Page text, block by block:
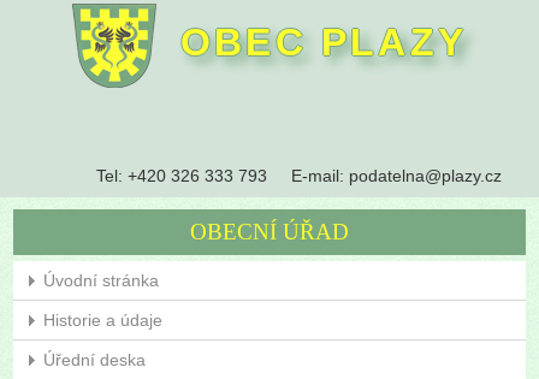
OBEC PLAZY
Tel: +420 326 333 793 E-mail: podatelna@plazy.cz
OBECNÍ ÚŘAD
Úvodní stránka
Historie a údaje
Úřední deska